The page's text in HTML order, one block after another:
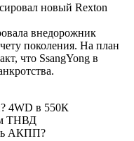
новый Rexton
внедорожник
поколения. На план
что SsangYong в
4WD в 550К
ТНВД
АКПП?